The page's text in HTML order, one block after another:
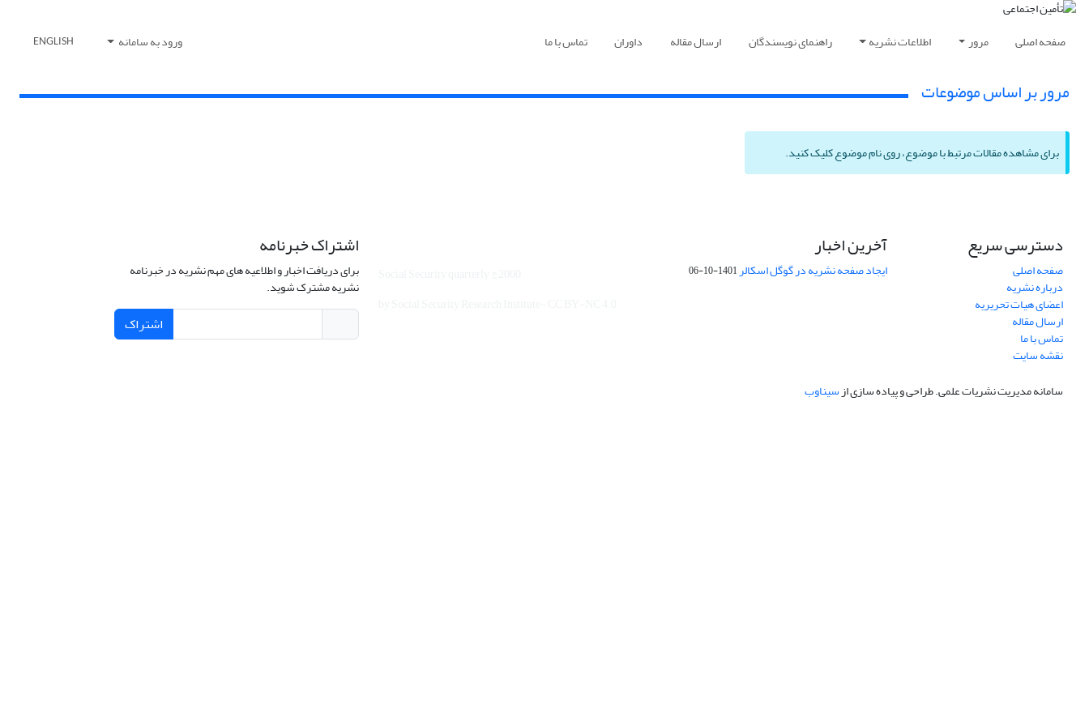
صفحه اصلی مرور اطلاعات نشریه راهنمای نویسندگان ارسال مقاله داوران تماس با ما ورود به سامانه ENGLISH
مرور بر اساس موضوعات
برای مشاهده مقالات مرتبط با موضوع، روی نام موضوع کلیک کنید.
دسترسی سریع
صفحه اصلی
درباره نشریه
اعضای هیات تحریریه
ارسال مقاله
تماس با ما
نقشه سایت
آخرین اخبار
ایجاد صفحه نشریه در گوگل اسکالر1401-10-06
اشتراک خبرنامه
برای دریافت اخبار و اطلاعیه های مهم نشریه در خبرنامه
نشریه مشترک شوید.
اشتراک
سامانه مدیریت نشریات علمی.طراحی و پیاده سازی ازسیناوب